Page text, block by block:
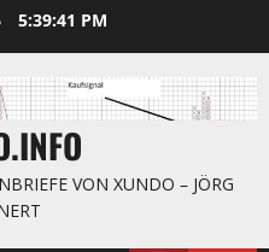
5:39:42 PM
VON XUNDO – JÖRG